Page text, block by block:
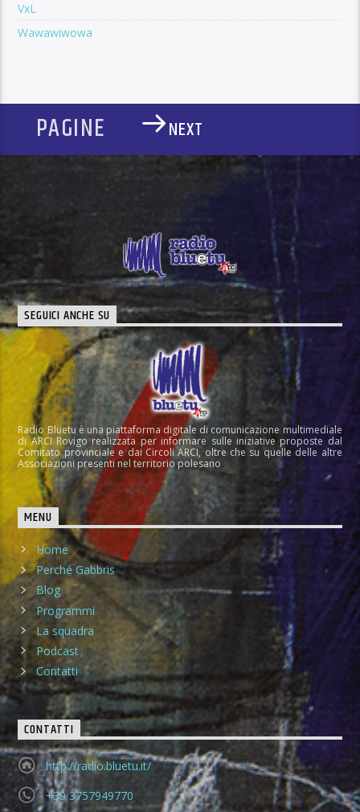
VxL
Wawawiwowa
PAGINE NEXT
SEGUICI ANCHE SU
Radio Bluetu è una piattaforma digitale di comunicazione multimediale
di ARCI Rovigo realizzata per informare sulle iniziative proposte dal
Comitato provinciale e dai Circoli ARCI, oltre che su quelle delle altre
Associazioni presenti nel territorio polesano
MENU
Home
Perché Gabbris
Blog
Programmi
La squadra
Podcast
Contatti
CONTATTI
http://radio.bluetu.it/
+39 3757949770